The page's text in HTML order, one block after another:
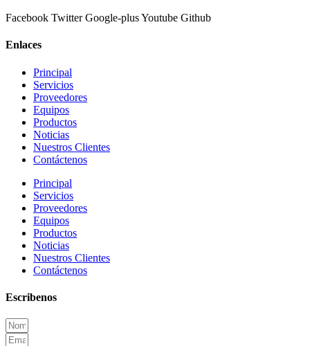
Facebook Twitter Google-plusYoutube Github
Enlaces
Principal
Servicios
Proveedores
Equipos
Productos
Noticias
Nuestros Clientes
Contáctenos
Principal
Servicios
Proveedores
Equipos
Productos
Noticias
Nuestros Clientes
Contáctenos
Escribenos